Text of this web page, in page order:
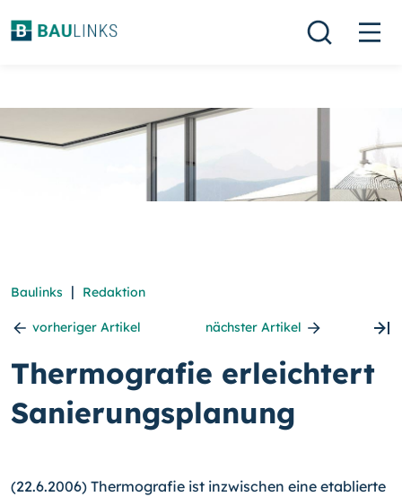
Baulinks | Redaktion
vorheriger Artikel nächster Artikel
Thermografie erleichtert
Sanierungsplanung
(22.6.2006) Thermografie ist inzwischen eine etablierte